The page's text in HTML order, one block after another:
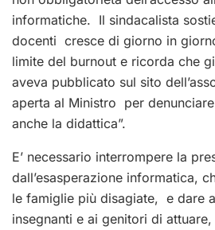
informatiche. Il sindacalista
docenti cresce di giorno in
limite del burnout e ricorda che
aveva pubblicato sul sito
aperta al Ministro per
anche la didattica”.
E’ necessario interrompere la
dall’esasperazione informatica,
le famiglie più disagiate, e dare
insegnanti e ai genitori di